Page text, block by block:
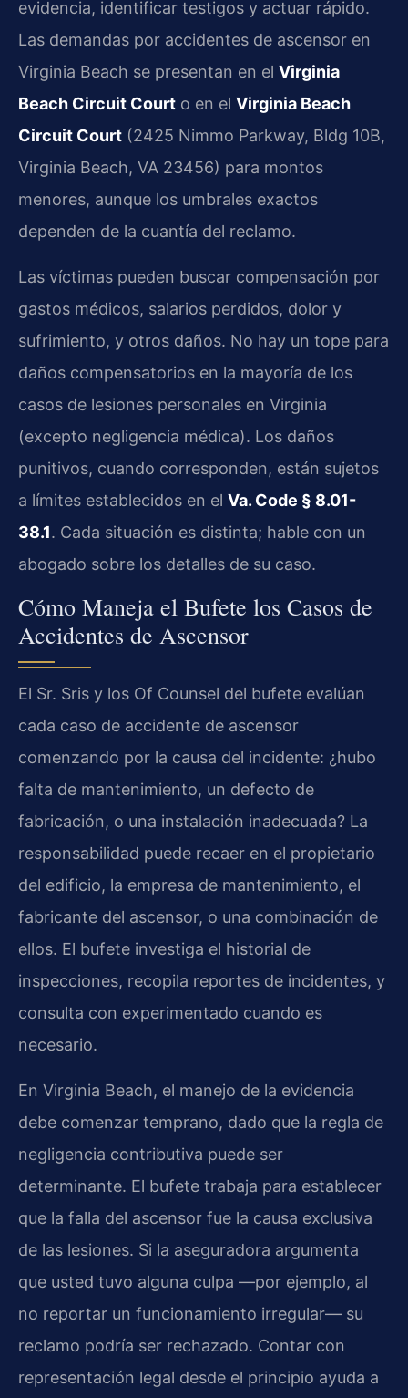
evidencia, identificar testigos y actuar rápido.
Las demandas por accidentes de ascensor en
Virginia Beach se presentan en el Virginia
Beach Circuit Court o en el Virginia Beach
Circuit Court (2425 Nimmo Parkway, Bldg 10B,
Virginia Beach, VA 23456) para montos
menores, aunque los umbrales exactos
dependen de la cuantía del reclamo.
Las víctimas pueden buscar compensación por
gastos médicos, salarios perdidos, dolor y
sufrimiento, y otros daños. No hay un tope para
daños compensatorios en la mayoría de los
casos de lesiones personales en Virginia
(excepto negligencia médica). Los daños
punitivos, cuando corresponden, están sujetos
a límites establecidos en el Va. Code § 8.01-
38.1. Cada situación es distinta; hable con un
abogado sobre los detalles de su caso.
Cómo Maneja el Bufete los Casos de
Accidentes de Ascensor
El Sr. Sris y los Of Counsel del bufete evalúan
cada caso de accidente de ascensor
comenzando por la causa del incidente: ¿hubo
falta de mantenimiento, un defecto de
fabricación, o una instalación inadecuada? La
responsabilidad puede recaer en el propietario
del edificio, la empresa de mantenimiento, el
fabricante del ascensor, o una combinación de
ellos. El bufete investiga el historial de
inspecciones, recopila reportes de incidentes, y
consulta con experimentado cuando es
necesario.
En Virginia Beach, el manejo de la evidencia
debe comenzar temprano, dado que la regla de
negligencia contributiva puede ser
determinante. El bufete trabaja para establecer
que la falla del ascensor fue la causa exclusiva
de las lesiones. Si la aseguradora argumenta
que usted tuvo alguna culpa —por ejemplo, al
no reportar un funcionamiento irregular— su
reclamo podría ser rechazado. Contar con
representación legal desde el principio ayuda a